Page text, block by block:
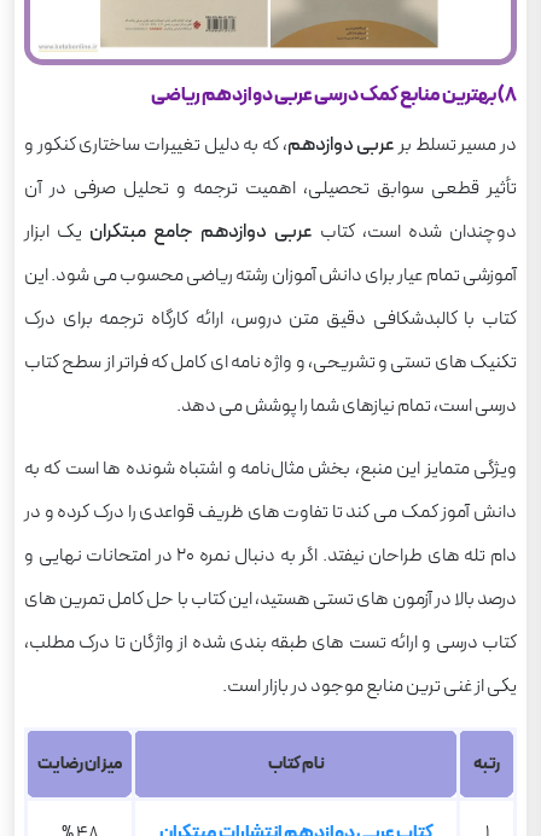
8) بهترین منابع کمک درسی عربی دوازدهم ریاضی
در مسیر تسلط بر عربی دوازدهم، که به دلیل تغییرات ساختاری کنکور و
تأثیر قطعی سوابق تحصیلی، اهمیت ترجمه و تحلیل صرفی در آن
دوچندان شده است، کتاب عربی دوازدهم جامع مبتکران یک ابزار
آموزشی تمام عیار برای دانش آموزان رشته ریاضی محسوب می شود. این
کتاب با کالبدشکافی دقیق متن دروس، ارائه کارگاه ترجمه برای درک
تکنیک های تستی و تشریحی، و واژه نامه ای کامل که فراتر از سطح کتاب
درسی است، تمام نیازهای شما را پوشش می دهد.
ویژگی متمایز این منبع، بخش مثال‌نامه و اشتباه شونده ها است که به
دانش آموز کمک می کند تا تفاوت های ظریف قواعدی را درک کرده و در
دام تله های طراحان نیفتد. اگر به دنبال نمره ۲۰ در امتحانات نهایی و
درصد بالا در آزمون های تستی هستید، این کتاب با حل کامل تمرین های
کتاب درسی و ارائه تست های طبقه بندی شده از واژگان تا درک مطلب،
یکی از غنی ترین منابع موجود در بازار است.
رتبه نام کتاب میزان رضایت